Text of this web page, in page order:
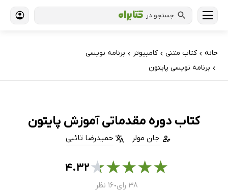
جستجو در
خانه › کتاب‌ متنی › کامپیوتر › برنامه نویسی
› برنامه نویسی پایتون
کتاب دوره مقدماتی آموزش پایتون
جان مولر حمیدرضا تائبی
★
★
★
★
★۴.۳۲
۳۸ رای ● ۱۶ نظر